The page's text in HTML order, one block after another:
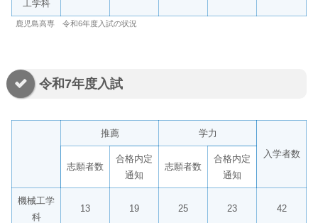
工学科
鹿児島高専 令和6年度入試の状況
令和7年度入試
推薦
学力
入学者数
志願者数
合格内定
通知
志願者数
合格内定
通知
機械工学
科
13 19 25 23 42